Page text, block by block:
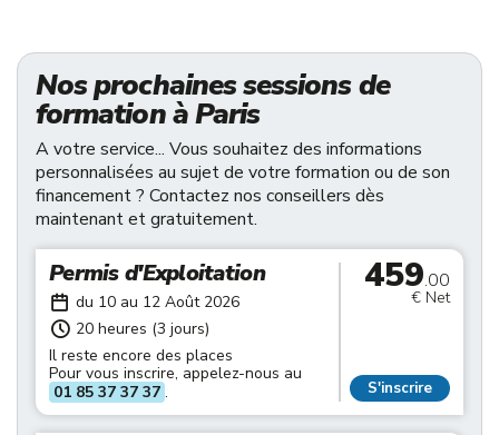
Nos prochaines sessions de
formation à Paris
A votre service... Vous souhaitez des informations
personnalisées au sujet de votre formation ou de son
financement ? Contactez nos conseillers dès
maintenant et gratuitement.
Permis d'Exploitation
du 10 au 12 Août 2026
20 heures (3 jours)
Il reste encore des places
Pour vous inscrire, appelez-nous au
01 85 37 37 37 .
459.00
€ Net
S'inscrire